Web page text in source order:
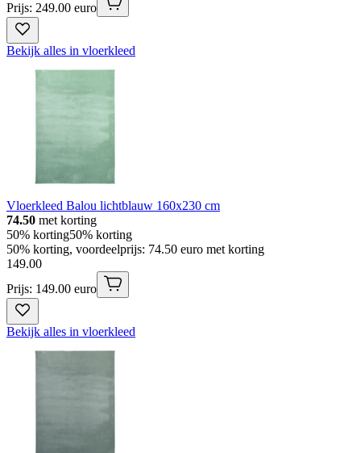
Prijs: 249.00 euro
Bekijk alles in vloerkleed
Vloerkleed Balou lichtblauw 160x230 cm
74.50 met korting
50% korting50% korting
50% korting, voordeelprijs: 74.50 euro met korting
149.00
Prijs: 149.00 euro
Bekijk alles in vloerkleed